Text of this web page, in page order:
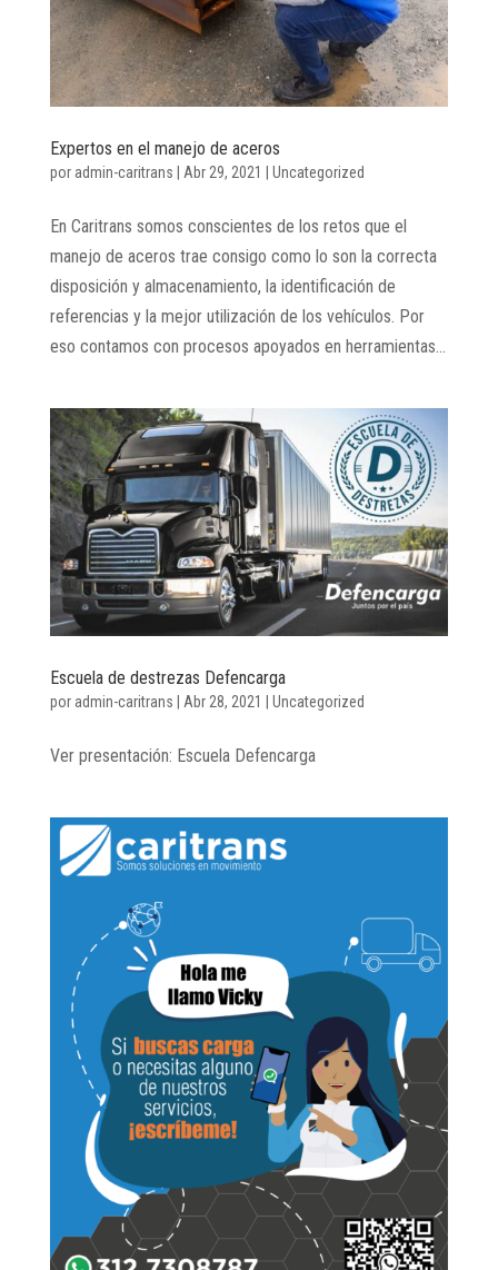
Expertos en el manejo de aceros
por admin-caritrans Abr 29, 2021 Uncategorized
En Caritrans somos conscientes de los retos que el
manejo de aceros trae consigo como lo son la correcta
disposición y almacenamiento, la identificación de
referencias y la mejor utilización de los vehículos. Por
eso contamos con procesos apoyados en herramientas...
Escuela de destrezas Defencarga
por admin-caritrans Abr 28, 2021 Uncategorized
Ver presentación: Escuela Defencarga